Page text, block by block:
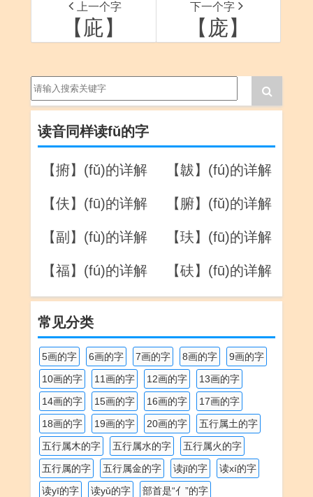
上一个字
【庛】
下一个字
【庞】
读音同样读fǔ的字
【捬】(fǔ)的详解 【韍】(fú)的详解
【伕】(fū)的详解 【腑】(fǔ)的详解
【副】(fù)的详解 【玞】(fū)的详解
【福】(fú)的详解 【砆】(fū)的详解
常见分类
5画的字 6画的字 7画的字 8画的字
9画的字
10画的字
11画的字 12画的字
13画的字
14画的字
15画的字 16画的字
17画的字
18画的字
19画的字 20画的字
五行属土的字
五行属木的字
五行属水的字
五行属火的字
五行属的字
五行属金的字 读jī的字
读xí的字
读yī的字
读yǔ的字
部首是“亻”的字